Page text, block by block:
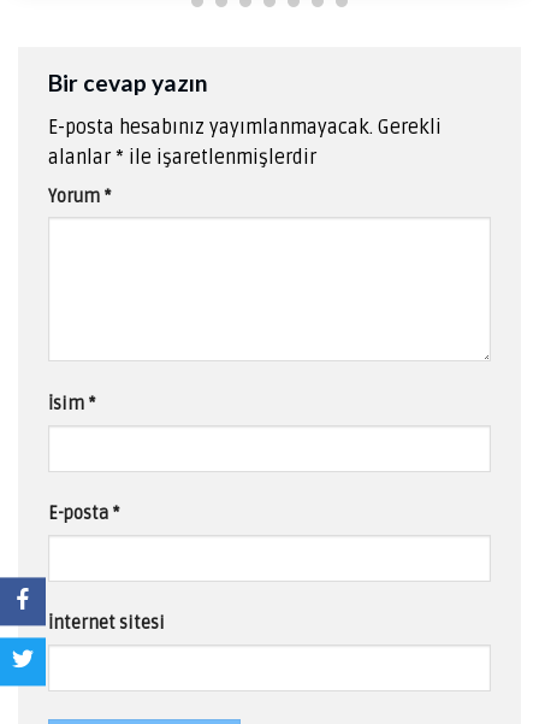
Bir cevap yazın
E-posta hesabınız yayımlanmayacak. Gerekli
alanlar * ile işaretlenmişlerdir
Yorum *
İsim *
E-posta *
İnternet sitesi